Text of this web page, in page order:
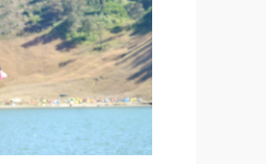
OF